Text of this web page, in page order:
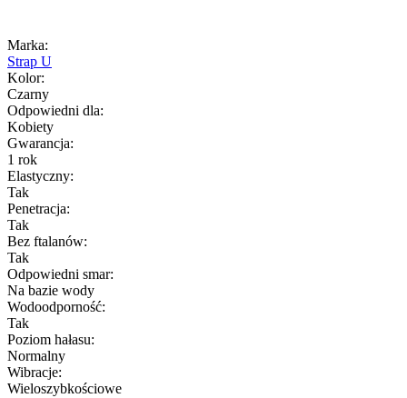
Marka:
Strap U
Kolor:
Czarny
Odpowiedni dla:
Kobiety
Gwarancja:
1 rok
Elastyczny:
Tak
Penetracja:
Tak
Bez ftalanów:
Tak
Odpowiedni smar:
Na bazie wody
Wodoodporność:
Tak
Poziom hałasu:
Normalny
Wibracje:
Wieloszybkościowe